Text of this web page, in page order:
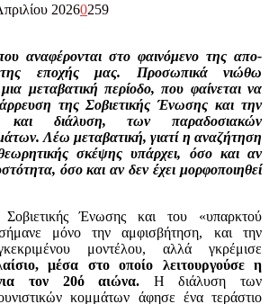
20260259
αναφέρονται στο φαινόμενο της απο-
της εποχής μας. Προσωπικά νιώθω
μεταβατική περίοδο, που φαίνεται να
της Σοβιετικής Ένωσης και την
διάλυση, των παραδοσιακών
Λέω μεταβατική, γιατί η αναζήτηση
σκέψης υπάρχει, όσο και αν
όσο και αν δεν έχει μορφοποιηθεί
Ένωσης και του «υπαρκτού
μόνο την αμφισβήτηση, και την
μοντέλου, αλλά γκρέμισε
μέσα στο οποίο λειτουργούσε η
τον 20ό αιώνα. Η διάλυση των
κομμάτων άφησε ένα τεράστιο